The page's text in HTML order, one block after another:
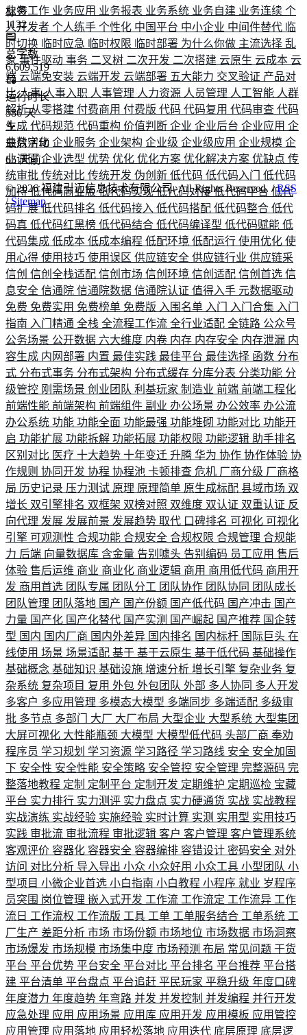
业务工作 业务应用 业务报表 业务系统 业务自建 业务连续 个
人开发者 个人练手 个性化 中国平台 中小企业 中间件替代 临
时切换 临时应急 临时权限 临时部署 为什么你做 主流选择 乱
象 事件驱动 事务 二叉树 二次开发 二次搭建 云原生 云成本 云
端 云端免安装 云端开发 云端部署 五大能力 交叉验证 产品对
比人事人事入职 人事管理 人力资源 人员管理 人工智能 人群
解析从零搭建 付费商用 付费版 代码 代码复用 代码审查 代码
生成 代码规范 代码重构 价值判断 企业 企业后台 企业应用 企
业数字化 企业服务 企业架构 企业级 企业级应用 企业规模 企
业调研企业选型 优势 优化 优化方案 优化解决方案 优缺点 传
统审批 传统对比 传统开发 伪创新 低代码 低代码入门 低代码
加持低代码商业版低代码实现低代码对接低代码平台 低代
码扩展低代码排名 低代码接入 低代码搭配 低代码整合 低代
码真 低代码红黑榜 低代码结合 低代码编译型 低代码赋能 低
代码集成 低成本 低成本编程 低配环境 低配运行 使用优化 使
用心得 使用技巧 使用误区 供应链安全 供应链行业 供应链采
信创 信创全栈适配 信创市场 信创环境 信创适配 信创首选 信
息安全 信通院 信通院数据 信通院认证 值得入手 元数据驱动
免费 免费实用 免费榜单 免费版 入围名单 入门 入门合集 入门
指南 入门精通 全栈 全流程工作流 全行业适配 全链路 公众号
公务场景 公开数据 六大维度 内卷 内存 内存安全 内存泄漏 内
容生成 内网部署 内置 最佳实践 最佳平台 最佳选择 函数 分布
式 分布式事务 分布式架构 分布式缓存 分库分表 分类功能 分
级管控 刚需场景 创业团队 利基玩家 制造业 前端 前端工程化
前端性能 前端架构 前端组件 副业 办公场景 办公效率 办公流
办公系统 功能 功能全面 功能最强 功能堆砌 功能对比 功能开
启 功能扩展 功能拆解 功能拓展 功能权限 功能逻辑 助手排名
区别对比 医疗 十大趋势 十年变迁 升腾 华为 协作 协作体验 协
作规则 协同开发 协程 协程池 卡顿排查 危机 厂商分级 厂商格
局 历史记录 压力测试 原理 原理简单 原生成标配 县域市场 双
增长 双引擎排名 双框架 双榜对照 双维度 双认证 双重认证 反
向代理 发展 发展前景 发展趋势 取代 口碑排名 可视化 可视化
引擎 可观测性 合规功能 合规安全 合规权限 合规管理 合规能
力 后端 向量数据库 含金量 告别噱头 告别编码 员工应用 售后
体验 售后运维 商业 商业化 商业逻辑 商用 商用低代码 商用开
发 商用首选 团队专属 团队分工 团队协作 团队协同 团队成长
团队管理 团队落地 国产 国产份额 国产低代码 国产冲击 国产
力量 国产化 国产化替代 国产实测 国产崛起 国产推荐 国企转
型 国内 国内厂商 国内外差异 国内排名 国内标杆 国际巨头 在
线使用 场景 场景适配 基于 基于云原生 基于低代码 基础操作
基础概念 基础知识 基础设施 增速分析 增长引擎 复杂业务 复
杂系统 复杂项目 复用 外包 外包团队 外部 多人协同 多人开发
多客户 多应用管理 多模态大模型 多端同步 多端适配 多级审
批 多节点 多部门 大厂 大厂布局 大型企业 大型系统 大型集团
大屏可视化 大性能瓶颈 大模型 大模型低代码 头部厂商 奉劝
程序员 学习规划 学习资源 学习路径 学习路线 安全 安全加固
下 安全性 安全性能 安全策略 安全管控 安全管理 完整源码 完
整落地教程 定制 定制平台 定制开发 定期维护 定期巡检 宝藏
平台 实力排行 实力测评 实力盘点 实力硬通货 实战 实战教程
实战演练 实战经验 实施经验 实时计算 实测 实用型 实用技巧
实践 审批流 审批流程 审批逻辑 客户 客户管理 客户管理系统
客观评价 容器化 容器安全 容器编排 容错设计 密码安全 对外
访问 对比分析 导入导出 小众 小众好用 小众工具 小型团队 小
型项目 小微企业首选 小白指南 小白教程 小程序 就业 岁程序
员突围 岗位管理 嵌入式开发 工作流 工作流定 工作流异 工作
流日 工作流权 工作流版 工具 工单 工单服务结合 工单系统 工
厂生产 差距分析 市场 市场份额 市场地位 市场数据 市场洞察
市场爆发 市场规模 市场集中度 市场预测 布局 常见问题 干货
平台 平台优势 平台安全 平台对比 平台排名 平台推荐 平台搭
建 平台清单 平台盘点 平台追赶 平民玩家 平稳升级 年度口碑
年度潜力 年度趋势 年弯路 并发 并发控制 并发编程 并行开发
应急处理 应用 应用场景 应用库 应用开发 应用模板 应用管控
应用管理 应用落地 应用轻松落地 应用迭代 底层原理 底层逻
标签
1132
总字数
6,609,519
运行时长
586 天
最后活动
65 天前
©2026福建引迈信息技术有限公司. All Rights Reserved. /RSS
/Sitemap